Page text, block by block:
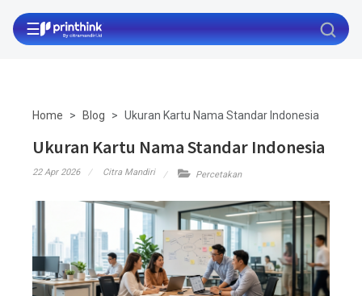
☰
Home Blog Ukuran Kartu Nama Standar Indonesia
Ukuran Kartu Nama Standar Indonesia
22 Apr 2026 Citra Mandiri Percetakan